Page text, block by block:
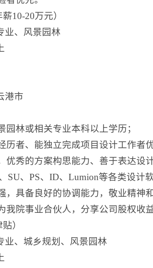
10-20万元）
业、风景园林
港市
园林或相关专业本科以上学历；
历者、能独立完成项目设计工作者
优秀的方案构思能力、善于表达设计
SU、PS、ID、Lumion等各类设计
，具备良好的协调能力，敬业精神
我院事业合伙人，分享公司股权收益
）
业、城乡规划、风景园林